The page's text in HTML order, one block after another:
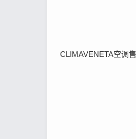
CLIMAVENETA空调